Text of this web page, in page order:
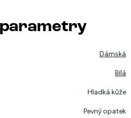
Dámská
Bílá
Hladká kůže
Pevný opatek